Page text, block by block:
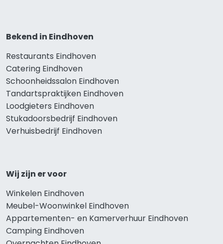
Bekend in Eindhoven
Restaurants Eindhoven
Catering Eindhoven
Schoonheidssalon Eindhoven
Tandartspraktijken Eindhoven
Loodgieters Eindhoven
Stukadoorsbedrijf Eindhoven
Verhuisbedrijf Eindhoven
Wij zijn er voor
Winkelen Eindhoven
Meubel-Woonwinkel Eindhoven
Appartementen- en Kamerverhuur Eindhoven
Camping Eindhoven